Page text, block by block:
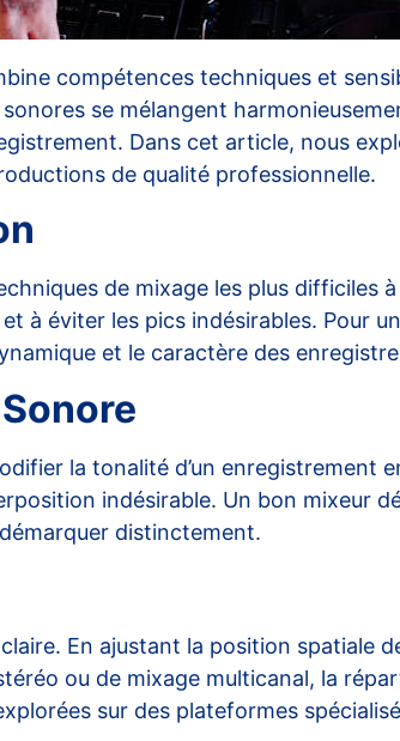
compétences techniques et
se mélangent
Dans cet article, nous
de qualité professionnelle.
de mixage les plus difficiles
à éviter les pics indésirables. Pour
et le caractère des
la tonalité d’un enregistrement
indésirable. Un bon mixeur
distinctement.
En ajustant la position spatiale
ou de mixage multicanal, la
sur des plateformes